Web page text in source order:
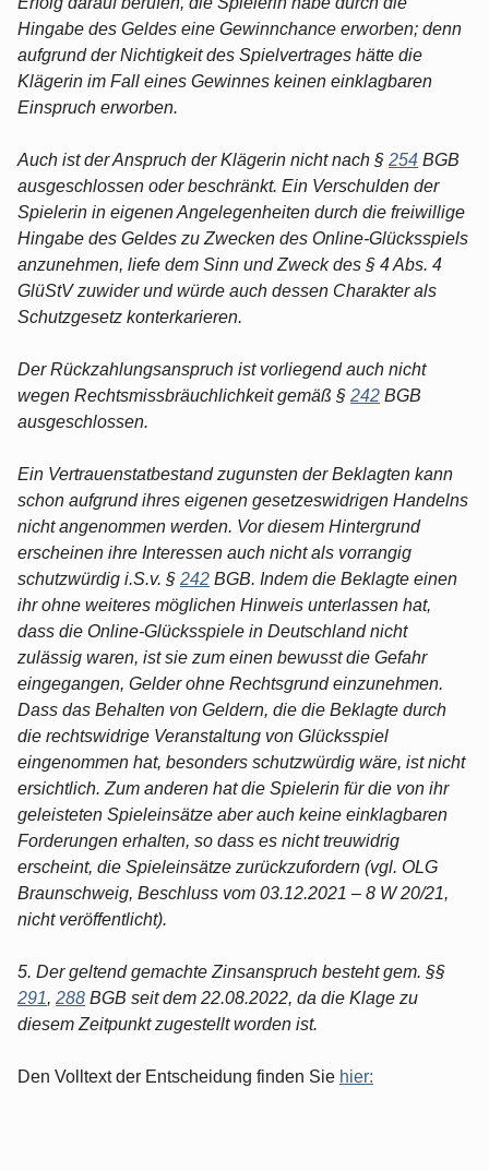
Hingabe des Geldes eine Gewinnchance erworben; denn
aufgrund der Nichtigkeit des Spielvertrages hätte die
Klägerin im Fall eines Gewinnes keinen einklagbaren
Einspruch erworben.
Auch ist der Anspruch der Klägerin nicht nach § 254 BGB
ausgeschlossen oder beschränkt. Ein Verschulden der
Spielerin in eigenen Angelegenheiten durch die freiwillige
Hingabe des Geldes zu Zwecken des Online-Glücksspiels
anzunehmen, liefe dem Sinn und Zweck des § 4 Abs. 4
GlüStV zuwider und würde auch dessen Charakter als
Schutzgesetz konterkarieren.
Der Rückzahlungsanspruch ist vorliegend auch nicht
wegen Rechtsmissbräuchlichkeit gemäß § 242 BGB
ausgeschlossen.
Ein Vertrauenstatbestand zugunsten der Beklagten kann
schon aufgrund ihres eigenen gesetzeswidrigen Handelns
nicht angenommen werden. Vor diesem Hintergrund
erscheinen ihre Interessen auch nicht als vorrangig
schutzwürdig i.S.v. § 242 BGB. Indem die Beklagte einen
ihr ohne weiteres möglichen Hinweis unterlassen hat,
dass die Online-Glücksspiele in Deutschland nicht
zulässig waren, ist sie zum einen bewusst die Gefahr
eingegangen, Gelder ohne Rechtsgrund einzunehmen.
Dass das Behalten von Geldern, die die Beklagte durch
die rechtswidrige Veranstaltung von Glücksspiel
eingenommen hat, besonders schutzwürdig wäre, ist nicht
ersichtlich. Zum anderen hat die Spielerin für die von ihr
geleisteten Spieleinsätze aber auch keine einklagbaren
Forderungen erhalten, so dass es nicht treuwidrig
erscheint, die Spieleinsätze zurückzufordern (vgl. OLG
Braunschweig, Beschluss vom 03.12.2021 – 8 W 20/21,
nicht veröffentlicht).
5. Der geltend gemachte Zinsanspruch besteht gem. §§
291, 288 BGB seit dem 22.08.2022, da die Klage zu
diesem Zeitpunkt zugestellt worden ist.
Den Volltext der Entscheidung finden Sie hier: